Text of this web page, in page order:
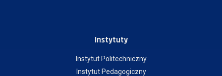
Instytuty
Instytut Politechniczny
Instytut Pedagogiczny